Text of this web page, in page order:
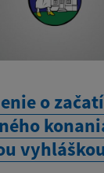
o začatí